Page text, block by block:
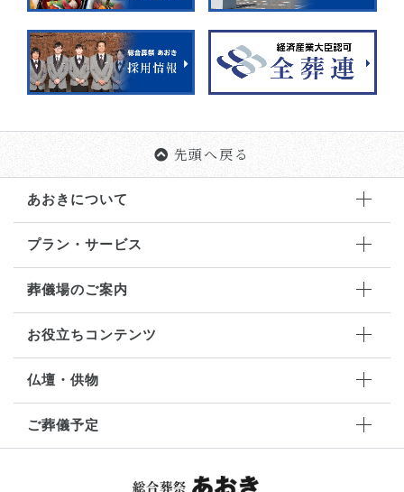
先頭へ戻る
あおきについて
プラン・サービス
葬儀場のご案内
お役立ちコンテンツ
仏壇・供物
ご葬儀予定